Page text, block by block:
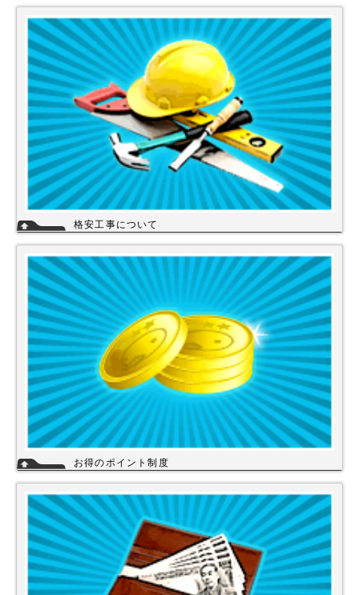
その為、商品の初期不良や新品メーカー保証が受けられます。
工事を頼まれた場合、工事保証は5年間は無料修理にて対応致します。
格安工事について
もと同一のサービスを提供していますので安心して交換工事もご依頼下さ
い。
お得のポイント制度
は、次回のお買い物にご利用いただくことができます。会員登録されても
ご案内メールは当店を思い出してほしいと思う程度にさせて頂いてます。